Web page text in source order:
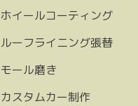
ホイールコーティング
ルーフライニング張替
モール磨き
カスタムカー制作